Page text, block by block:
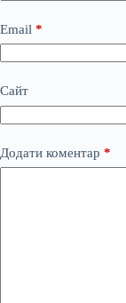
Email *
Сайт
Додати коментар *